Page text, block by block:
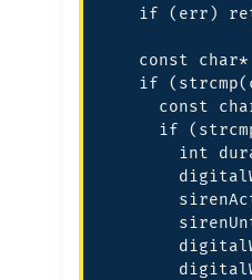
if (err)
const char*
if
const
if
int